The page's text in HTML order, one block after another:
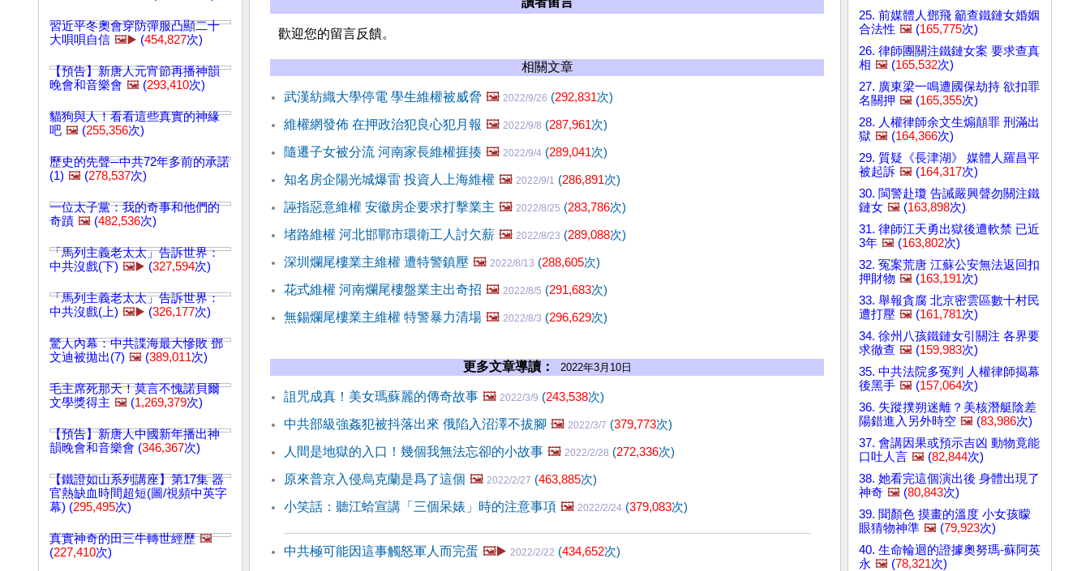
習近平冬奧會穿防彈服凸顯二十
大唄唄自信 🖼️▶️ (454,827次)
【預告】新唐人元宵節再播神韻
晚會和音樂會 🖼️ (293,410次)
貓狗與人！看看這些真實的神緣
吧 🖼️ (255,356次)
歷史的先聲─中共72年多前的承諾
(1) 🖼️ (278,537次)
一位太子黨：我的奇事和他們的
奇蹟 🖼️ (482,536次)
「馬列主義老太太」告訴世界：
中共沒戲(下) 🖼️▶️ (327,594次)
「馬列主義老太太」告訴世界：
中共沒戲(上) 🖼️▶️ (326,177次)
驚人內幕：中共諜海最大慘敗 鄧
文迪被拋出(7) 🖼️ (389,011次)
毛主席死那天！莫言不愧諾貝爾
文學獎得主 🖼️ (1,269,379次)
【預告】新唐人中國新年播出神
韻晚會和音樂會 (346,367次)
【鐵證如山系列講座】第17集 器
官熱缺血時間超短(圖/視頻中英字
幕) (295,495次)
真實神奇的田三牛轉世經歷 🖼️
(227,410次)
歡迎您的留言反饋。
相關文章
武漢紡織大學停電 學生維權被威脅 🖼️ 2022/9/26 (292,831次)
維權網發佈 在押政治犯良心犯月報 🖼️ 2022/9/8 (287,961次)
隨遷子女被分流 河南家長維權捱揍 🖼️ 2022/9/4 (289,041次)
知名房企陽光城爆雷 投資人上海維權 🖼️ 2022/9/1 (286,891次)
誣指惡意維權 安徽房企要求打擊業主 🖼️ 2022/8/25 (283,786次)
堵路維權 河北邯鄲市環衛工人討欠薪 🖼️ 2022/8/23 (289,088次)
深圳爛尾樓業主維權 遭特警鎮壓 🖼️ 2022/8/13 (288,605次)
花式維權 河南爛尾樓盤業主出奇招 🖼️ 2022/8/5 (291,683次)
無錫爛尾樓業主維權 特警暴力清場 🖼️ 2022/8/3 (296,629次)
更多文章導讀： 2022年3月10日
詛咒成真！美女瑪蘇麗的傳奇故事 🖼️ 2022/3/9 (243,538次)
中共部級強姦犯被抖落出來 俄陷入沼澤不拔腳 🖼️ 2022/3/7 (379,773次)
人間是地獄的入口！幾個我無法忘卻的小故事 🖼️ 2022/2/28 (272,336次)
原來普京入侵烏克蘭是爲了這個 🖼️ 2022/2/27 (463,885次)
小笑話：聽江蛤宣講「三個呆婊」時的注意事項 🖼️ 2022/2/24 (379,083次)
中共極可能因這事觸怒軍人而完蛋 🖼️▶️ 2022/2/22 (434,652次)
25. 前媒體人鄧飛 籲查鐵鏈女婚姻
合法性 🖼️ (165,775次)
26. 律師團關注鐵鏈女案 要求查真
相 🖼️ (165,532次)
27. 廣東梁一鳴遭國保劫持 欲扣罪
名關押 🖼️ (165,355次)
28. 人權律師余文生煽顛罪 刑滿出
獄 🖼️ (164,366次)
29. 質疑《長津湖》 媒體人羅昌平
被起訴 🖼️ (164,317次)
30. 閩警赴瓊 告誡嚴興聲勿關注鐵
鏈女 🖼️ (163,898次)
31. 律師江天勇出獄後遭軟禁 已近
3年 🖼️ (163,802次)
32. 冤案荒唐 江蘇公安無法返回扣
押財物 🖼️ (163,191次)
33. 舉報貪腐 北京密雲區數十村民
遭打壓 🖼️ (161,781次)
34. 徐州八孩鐵鏈女引關注 各界要
求徹查 🖼️ (159,983次)
35. 中共法院多冤判 人權律師揭幕
後黑手 🖼️ (157,064次)
36. 失蹤撲朔迷離？美核潛艇陰差
陽錯進入另外時空 🖼️ (83,986次)
37. 會講因果或預示吉凶 動物竟能
口吐人言 🖼️ (82,844次)
38. 她看完這個演出後 身體出現了
神奇 🖼️ (80,843次)
39. 聞顏色 摸畫的溫度 小女孩矇
眼猜物神準 🖼️ (79,923次)
40. 生命輪迴的證據奧努瑪-蘇阿英
永 🖼️ (78,321次)